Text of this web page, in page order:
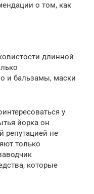
о том, как
длинной
и бальзамы, маски
у
йорка он
репутацией не
только
которые